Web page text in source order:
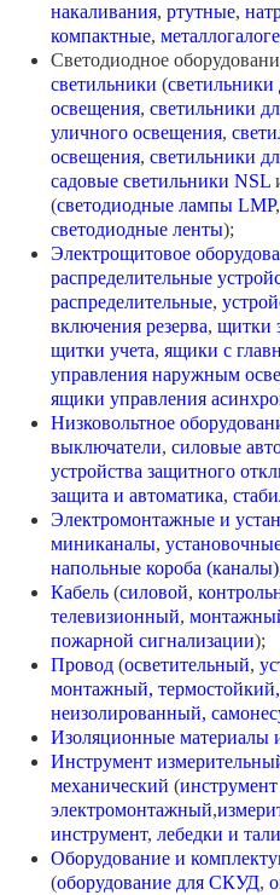
накаливания, ртутные,
компактные,
Светодиодное
светильники (
освещения, светильники
уличного освещения,
освещения, светильники
садовые светильники NSL
(светодиодные лампы LMP,
светодиодные ленты);
Электрощитовое
распределительные
распределительные,
включения резерва, щитки
щитки учета, ящики с
управления наружным
ящики управления
Низковольтное
выключатели, силовые
устройства защитного
защита и автоматика,
Электромонтажные и
миниканалы,
напольные короба (каналы)
Кабель (силовой,
телевизионный,
пожарной сигнализации);
Провод (осветительный,
монтажный, термостойкий,
неизолированный,
Изоляционные материалы
Инструмент
механический (инструмент
электромонтажный,
инструмент, лебедки и тали
Оборудование и
(оборудование для СКУД,